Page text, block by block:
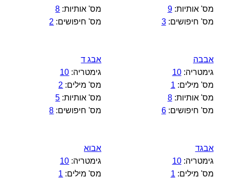
מס' אותיות:9
מס' חיפושים:3
מס' אותיות: 8
מס' חיפושים: 2
אבבה
גימטריה:10
מס' מילים: 1
מס' אותיות:8
מס' חיפושים:6
אבג ד
גימטריה: 10
מס' מילים: 2
מס' אותיות: 5
מס' חיפושים: 8
אבגד
גימטריה:10
מס' מילים: 1
אבוא
גימטריה: 10
מס' מילים: 1